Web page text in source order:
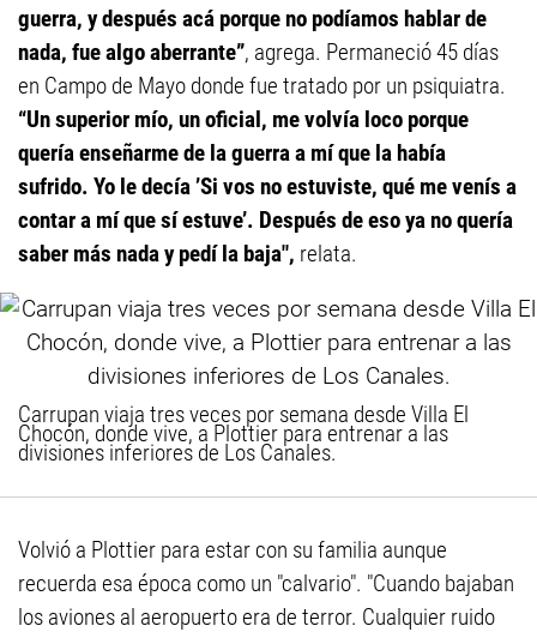
guerra, y después acá porque no podíamos hablar de
nada, fue algo aberrante”, agrega. Permaneció 45 días
en Campo de Mayo donde fue tratado por un psiquiatra.
“Un superior mío, un oficial, me volvía loco porque
quería enseñarme de la guerra a mí que la había
sufrido. Yo le decía ’Si vos no estuviste, qué me venís a
contar a mí que sí estuve’. Después de eso ya no quería
saber más nada y pedí la baja", relata.
Carrupan viaja tres veces por semana desde Villa El
Chocón, donde vive, a Plottier para entrenar a las
divisiones inferiores de Los Canales.
Volvió a Plottier para estar con su familia aunque
recuerda esa época como un "calvario". "Cuando bajaban
los aviones al aeropuerto era de terror. Cualquier ruido